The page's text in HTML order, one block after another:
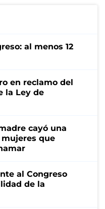
al menos 12
en reclamo del
la Ley de
cayó una
que
al Congreso
de la